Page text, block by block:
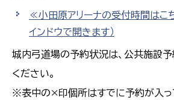
≪小田原アリーナの受付時間はこ
インドウで開きます）
城内弓道場の予約状況は、公共施設
ください。
※表中の×印個所はすでに予約が入っ